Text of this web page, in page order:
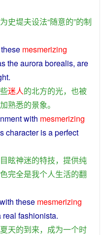
史堤夫设法“随意的”的制
these mesmerizing
theauroraborealis, are
.
迷人的北方的光， 也被
熟悉的景象。
with mesmerizing
character isaperfect
目眩神迷的特技， 提供纯
完全是我个人生活的翻
with these mesmerizing
real fashionista.
夏天的到来， 成为一个时